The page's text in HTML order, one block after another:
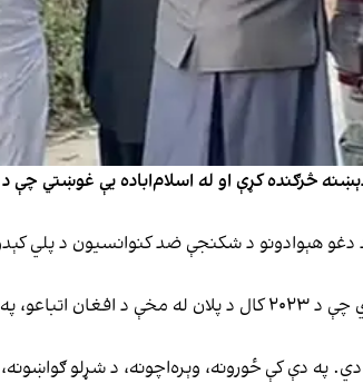
د دغو هېوادونو د شکنجې ضد کنوانسیون د پلي
د راپور له مخې، کمېټې پر پاکستان کې د افغان کډوالو پر وړاندې اقداماتو په اړه ژورې اندېښنې څرګندې کړې او ویلي یې دي چې د ۲۰۲۳
په دې کې ځورونه، وېره‌اچونه، د شړلو